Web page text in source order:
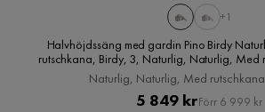
+1
Halvhöjdssäng med gardin Pino Birdy
rutschkana, Birdy, 3, Naturlig, Naturlig, Med
Naturlig, Naturlig, Med
Pris
5 849 krOriginal
Förr 6 999 kr